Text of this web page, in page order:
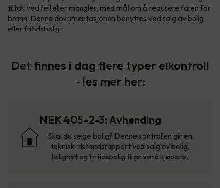
tiltak ved feil eller mangler, med mål om å redusere faren for
brann. Denne dokumentasjonen benyttes ved salg av bolig
eller fritidsbolig.
Det finnes i dag flere typer elkontroll
- les mer her:
NEK 405-2-3: Avhending
Skal du selge bolig? Denne kontrollen gir en
teknisk tilstandsrapport ved salg av bolig,
leilighet og fritidsbolig til private kjøpere.